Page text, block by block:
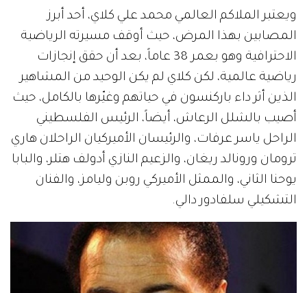
ويعتبر الملاكم العالمي محمد علي كلاي، أحد أبرز
المصابين بهذا المرض، حيث أوقف مسيرته الرياضية
الاحترافية وهو بعمر 38 عاماً، بعد أن حقق إنجازات
رياضية عالمية، لكن كلاي لم يكن الوحيد من المشاهير
الذين أثر داء باركنسون في حياتهم وغيّرها بالكامل، حيث
أصيب بالشلل الرعاش، أيضاً، الرئيس الفلسطيني
الراحل ياسر عرفات، والرئيسان الأميركيان الراحلان هاري
ترومان ورونالد ريغان، والزعيم النازي أدولف هتلر، والبابا
يوحنا الثاني، والممثل الأميركي روبن وليامز، والفنان
التشكيلي سلفادور دالي.